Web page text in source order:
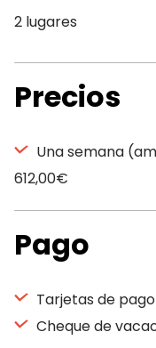
2 lugares
Precios
Una semana
612,00€
Pago
Tarjetas de pago
Cheque de